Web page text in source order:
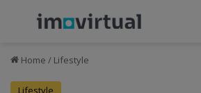
Menu
Home / Lifestyle
Lifestyle